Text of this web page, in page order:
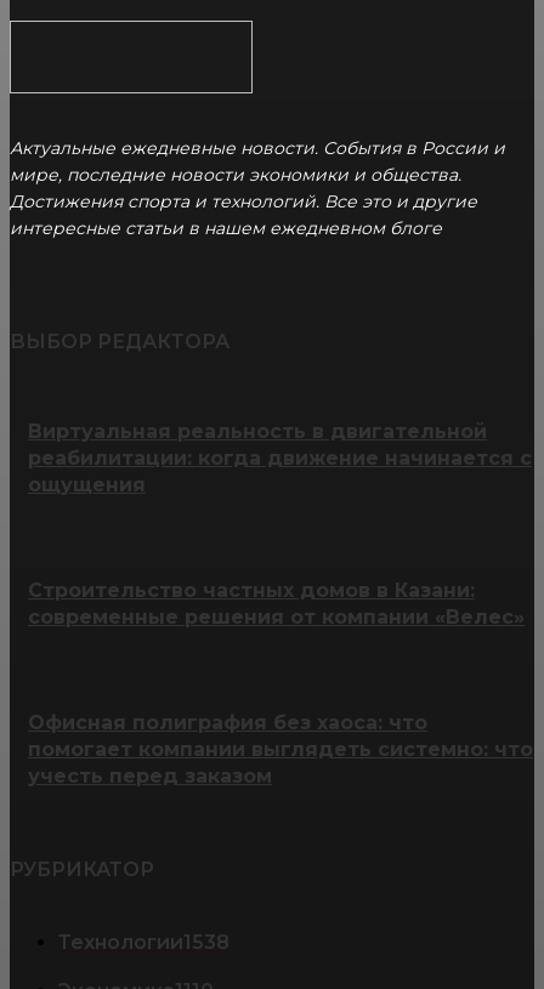
Актуальные ежедневные новости. События в России и
мире, последние новости экономики и общества.
Достижения спорта и технологий. Все это и другие
интересные статьи в нашем ежедневном блоге
ВЫБОР РЕДАКТОРА
Виртуальная реальность в двигательной
реабилитации: когда движение начинается с
ощущения
Строительство частных домов в Казани:
современные решения от компании «Велес»
Офисная полиграфия без хаоса: что
помогает компании выглядеть системно: что
учесть перед заказом
РУБРИКАТОР
Технологии1538